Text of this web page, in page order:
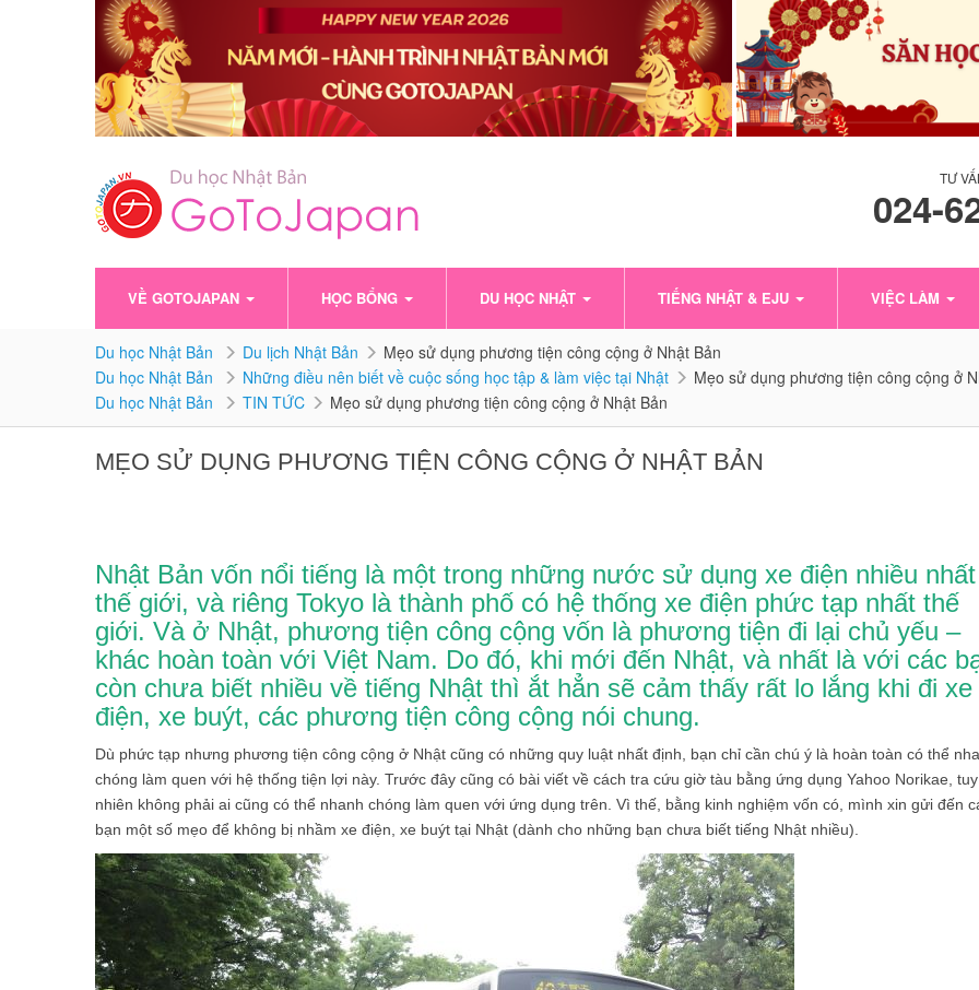
TƯ
024-
VỀ GOTOJAPAN HỌC BỔNG DU HỌC NHẬT TIẾNG NHẬT & EJU VIỆC LÀM
Du học Nhật Bản Du lịch Nhật Bản
Mẹo sử dụng phương tiện công cộng ở Nhật Bản
Du học Nhật Bản
Những điều nên biết về cuộc sống học tập & làm việc tại Nhật
Mẹo sử dụng phương tiện công cộng ở
Du học Nhật Bản
TIN TỨC Mẹo sử dụng phương tiện công cộng ở Nhật Bản
MẸO SỬ DỤNG PHƯƠNG TIỆN CÔNG CỘNG Ở NHẬT BẢN
Nhật Bản vốn nổi tiếng là một trong những nước sử dụng xe điện nhiều nhất
thế giới, và riêng Tokyo là thành phố có hệ thống xe điện phức tạp nhất thế
giới. Và ở Nhật, phương tiện công cộng vốn là phương tiện đi lại chủ yếu –
khác hoàn toàn với Việt Nam. Do đó, khi mới đến Nhật, và nhất là với các
còn chưa biết nhiều về tiếng Nhật thì ắt hẳn sẽ cảm thấy rất lo lắng khi đi xe
điện, xe buýt, các phương tiện công cộng nói chung.
Dù phức tạp nhưng phương tiện công cộng ở Nhật cũng có những quy luật nhất định, bạn chỉ cần chú ý là hoàn toàn có thể
chóng làm quen với hệ thống tiện lợi này. Trước đây cũng có bài viết về cách tra cứu giờ tàu bằng ứng dụng Yahoo Norikae, tuy
nhiên không phải ai cũng có thể nhanh chóng làm quen với ứng dụng trên. Vì thế, bằng kinh nghiệm vốn có, mình xin gửi đến
bạn một số mẹo để không bị nhầm xe điện, xe buýt tại Nhật (dành cho những bạn chưa biết tiếng Nhật nhiều).